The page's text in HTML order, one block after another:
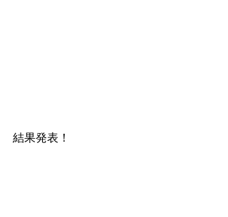
結果発表！